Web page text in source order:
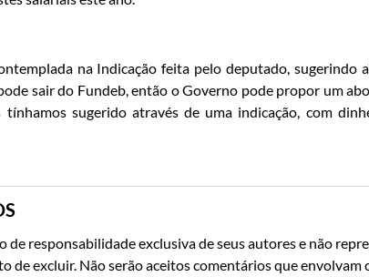
na Indicação feita pelo deputado, sugerindo
sair do Fundeb, então o Governo pode propor um
tínhamos sugerido através de uma indicação, com
de responsabilidade exclusiva de seus autores e não
de excluir. Não serão aceitos comentários que envolvam